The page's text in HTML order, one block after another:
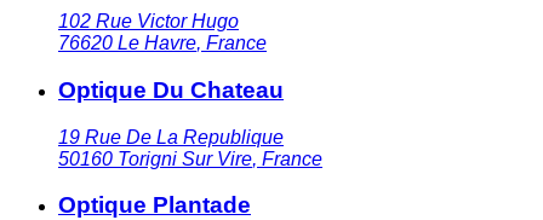
102 Rue Victor Hugo
76620 Le Havre, France
Optique Du Chateau
19 Rue De La Republique
50160 Torigni Sur Vire, France
Optique Plantade